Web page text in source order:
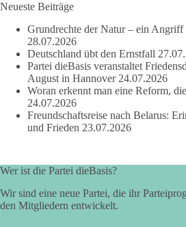
dieBasis Sachsen-Anhalt steht für
Jeder Antrag soll danach bewertet
und den Menschen wirklich nützt.
Zustimmung, wenn ein Vorschlag
wenn er Sachsen-Anhalt nicht
💬 Was ist dir wichtiger: der Absender
Ergebnis für Sachsen-Anhalt?
👉 Folgen:
https://www.facebook.com/groups/
Neueste Beiträge
Grundrechte der Natur – ein Angriff
28.07.2026
Deutschland übt den Ernstfall
Partei dieBasis veranstaltet
August in Hannover 24.07.2026
Woran erkennt man eine Reform,
24.07.2026
Freundschaftsreise nach Belarus:
und Frieden 23.07.2026
Wer ist die Partei dieBasis?
Wir sind eine neue Partei, die ihr
den Mitgliedern entwickelt.